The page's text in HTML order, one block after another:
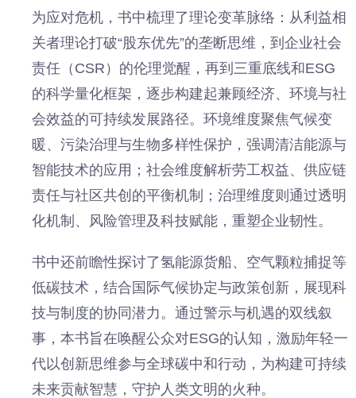
为应对危机，书中梳理了理论变革脉络：从利益相
关者理论打破“股东优先”的垄断思维，到企业社会
责任（CSR）的伦理觉醒，再到三重底线和ESG
的科学量化框架，逐步构建起兼顾经济、环境与社
会效益的可持续发展路径。环境维度聚焦气候变
暖、污染治理与生物多样性保护，强调清洁能源与
智能技术的应用；社会维度解析劳工权益、供应链
责任与社区共创的平衡机制；治理维度则通过透明
化机制、风险管理及科技赋能，重塑企业韧性。
书中还前瞻性探讨了氢能源货船、空气颗粒捕捉等
低碳技术，结合国际气候协定与政策创新，展现科
技与制度的协同潜力。通过警示与机遇的双线叙
事，本书旨在唤醒公众对ESG的认知，激励年轻一
代以创新思维参与全球碳中和行动，为构建可持续
未来贡献智慧，守护人类文明的火种。